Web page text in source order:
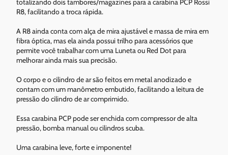
totalizando dois tambores/magazines para a carabina PCP Rossi
R8, facilitando a troca rápida.
A R8 ainda conta com alça de mira ajustável e massa de mira em
fibra óptica, mas ela ainda possui trilho para acessórios que
permite você trabalhar com uma Luneta ou Red Dot para
melhorar ainda mais sua precisão.
O corpo e o cilindro de ar são feitos em metal anodizado e
contam com um manômetro embutido, facilitando a leitura de
pressão do cilindro de ar comprimido.
Essa carabina PCP pode ser enchida com compressor de alta
pressão, bomba manual ou cilindros scuba.
Uma carabina leve, forte e imponente!